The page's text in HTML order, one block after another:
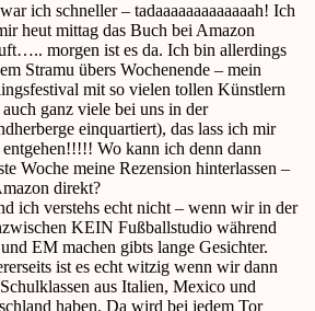
ich schneller – tadaaaaaaaaaaaaah! Ich
heut mittag das Buch bei Amazon
morgen ist es da. Ich bin allerdings
Stramu übers Wochenende – mein
mit so vielen tollen Künstlern
ganz viele bei uns in der
einquartiert), das lass ich mir
Wo kann ich denn dann
Woche meine Rezension hinterlassen –
direkt?
ich verstehs echt nicht – wenn wir in der
KEIN Fußballstudio während
EM machen gibts lange Gesichter.
ist es echt witzig wenn wir dann
aus Italien, Mexico und
haben. Da wird bei jedem Tor